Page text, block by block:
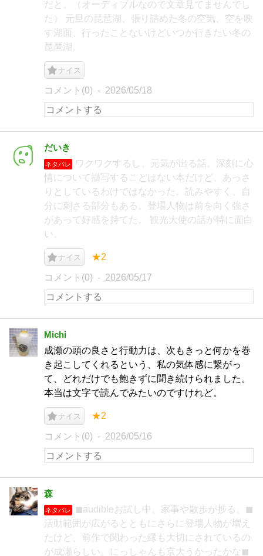
だと。（オーディブルなので文章見てませんでし
た） 元旦の琵琶湖、張り詰めた冬の空気、空を映
す湖面、行ったことないけどいつか行きたい冬の
琵琶湖。
ナイス
コメント(0) 2026/05/18
だいき
ネタバレ
ワクワクするし、元気が出る話。深刻に心
情について描写することはない本だけど、あっさ
りとしているわけではなかった。読みやすく、自
分に刺さる部分もある。登場人物は前を向く強さ
があって好感を持てた。 観光大使の話が特に面白
い。
ナイス ★2
コメント(0) 2026/05/17
Michi
成瀬の頭の良さと行動力は、次もきっと何かを巻
き起こしてくれるという、私の気体感に繋がっ
て、どれだけでも飽きずに聞き続けられました。
本当は文字で読んでみたいのですけれど。
ナイス ★2
コメント(0) 2026/05/16
森
ネタバレ
◼︎audibleお試し中。家事や散歩が捗る。◼︎
活動範囲が広がるとともにさらに登場人物が増え
たけど、前作で関わった縁も大切にされているの
が成瀬らしい。にっしゃんも京大うかったかな◼︎︎